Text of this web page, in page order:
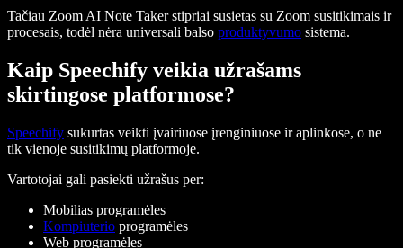
Tačiau Zoom AI Note Taker stipriai susietas su Zoom susitikimais ir
procesais, todėl nėra universali balso produktyvumo sistema.
Kaip Speechify veikia užrašams
skirtingose platformose?
Speechify sukurtas veikti įvairiuose įrenginiuose ir aplinkose, o ne
tik vienoje susitikimų platformoje.
Vartotojai gali pasiekti užrašus per:
Mobilias programėles
Kompiuterio programėles
Web programėles